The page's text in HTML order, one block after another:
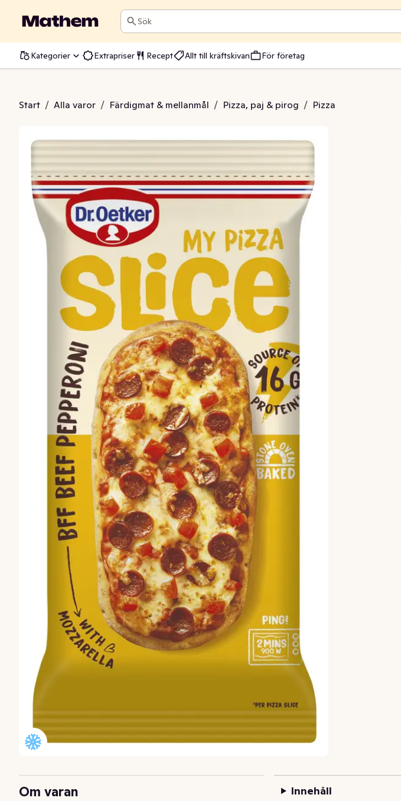
Sök
Kategorier Extrapriser Recept Allt till kräftskivan För företag
Start / Alla varor / Färdigmat & mellanmål / Pizza, paj & pirog / Pizza
& Pepperoni Fryst
Om varan Innehåll